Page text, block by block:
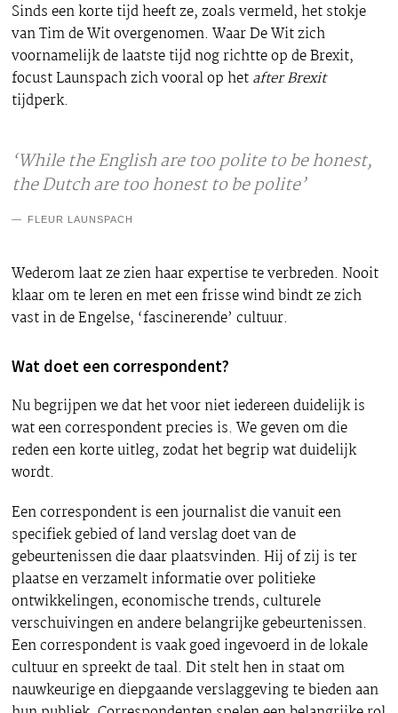
Sinds een korte tijd heeft ze, zoals vermeld, het stokje
van Tim de Wit overgenomen. Waar De Wit zich
voornamelijk de laatste tijd nog richtte op de Brexit,
focust Launspach zich vooral op het after Brexit
tijdperk.
‘While the English are too polite to be honest,
the Dutch are too honest to be polite’
FLEUR LAUNSPACH
Wederom laat ze zien haar expertise te verbreden. Nooit
klaar om te leren en met een frisse wind bindt ze zich
vast in de Engelse, ‘fascinerende’ cultuur.
Wat doet een correspondent?
Nu begrijpen we dat het voor niet iedereen duidelijk is
wat een correspondent precies is. We geven om die
reden een korte uitleg, zodat het begrip wat duidelijk
wordt.
Een correspondent is een journalist die vanuit een
specifiek gebied of land verslag doet van de
gebeurtenissen die daar plaatsvinden. Hij of zij is ter
plaatse en verzamelt informatie over politieke
ontwikkelingen, economische trends, culturele
verschuivingen en andere belangrijke gebeurtenissen.
Een correspondent is vaak goed ingevoerd in de lokale
cultuur en spreekt de taal. Dit stelt hen in staat om
nauwkeurige en diepgaande verslaggeving te bieden aan